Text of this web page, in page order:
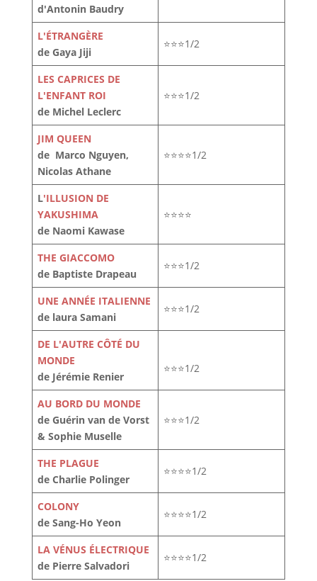
d'Antonin Baudry
L'ÉTRANGÈRE
de Gaya Jiji
⭐⭐⭐1/2
LES CAPRICES DE
L'ENFANT ROI
de Michel Leclerc
⭐⭐⭐1/2
JIM QUEEN
de Marco Nguyen,
Nicolas Athane
⭐⭐⭐⭐1/2
L'ILLUSION DE
YAKUSHIMA
de Naomi Kawase
⭐⭐⭐⭐
THE GIACCOMO
de Baptiste Drapeau
⭐⭐⭐1/2
UNE ANNÉE ITALIENNE
de laura Samani
⭐⭐⭐1/2
DE L'AUTRE CÔTÉ DU
MONDE
de Jérémie Renier
⭐⭐⭐1/2
AU BORD DU MONDE
de Guérin van de Vorst
& Sophie Muselle
⭐⭐⭐1/2
THE PLAGUE
de Charlie Polinger
⭐⭐⭐⭐1/2
COLONY
de Sang-Ho Yeon
⭐⭐⭐⭐1/2
LA VÉNUS ÉLECTRIQUE
de Pierre Salvadori
⭐⭐⭐⭐1/2